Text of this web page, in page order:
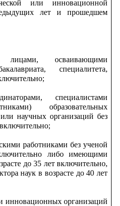
или инновационной
лет и прошедшем
осваивающими
специалитета,
специалистами
образовательных
научных организаций без
работниками без ученой
либо имеющими
до 35 лет включительно,
наук в возрасте до 40 лет
инновационных организаций